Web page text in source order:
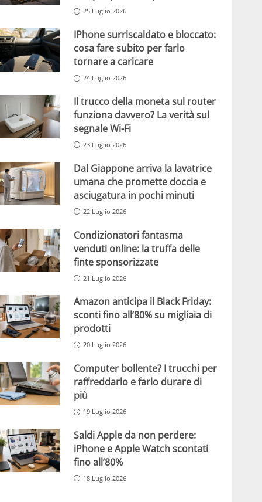
25 Luglio 2026
IPhone surriscaldato e bloccato:
cosa fare subito per farlo
tornare a caricare
24 Luglio 2026
Il trucco della moneta sul router
funziona davvero? La verità sul
segnale Wi-Fi
23 Luglio 2026
Dal Giappone arriva la lavatrice
umana che promette doccia e
asciugatura in pochi minuti
22 Luglio 2026
Condizionatori fantasma
venduti online: la truffa delle
finte sponsorizzate
21 Luglio 2026
Amazon anticipa il Black Friday:
sconti fino all’80% su migliaia di
prodotti
20 Luglio 2026
Computer bollente? I trucchi per
raffreddarlo e farlo durare di
più
19 Luglio 2026
Saldi Apple da non perdere:
iPhone e Apple Watch scontati
fino all’80%
18 Luglio 2026